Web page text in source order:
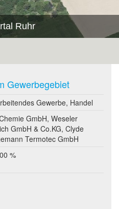
Ruhr
Gewerbegebiet
Gewerbe, Handel
GmbH, Weseler
GmbH & Co.KG, Clyde
Termotec GmbH
%